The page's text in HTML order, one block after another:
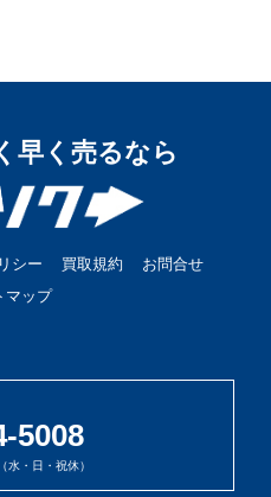
早く売るなら
シー 買取規約
お問合せ
マップ
5008
・日・祝休）